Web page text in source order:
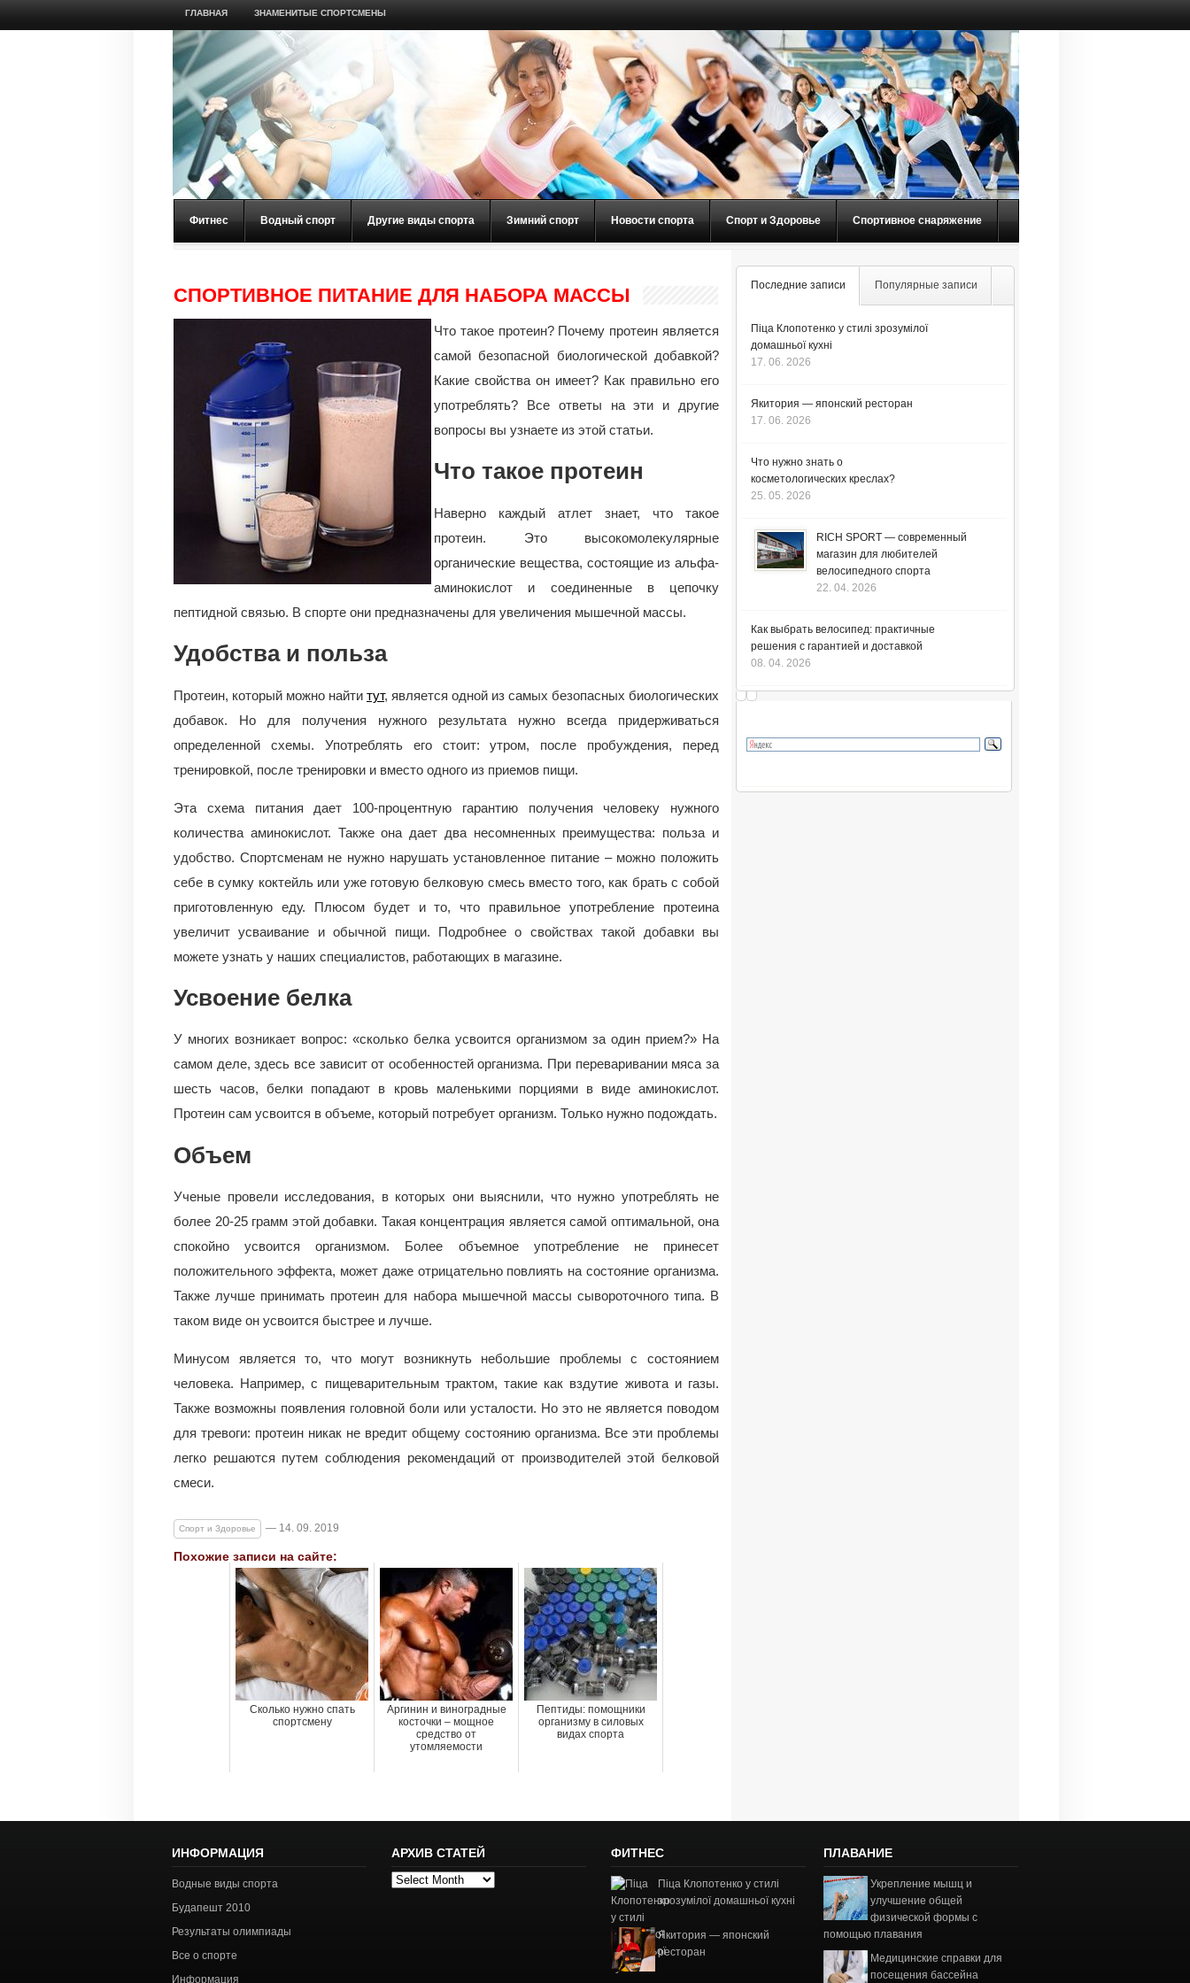
ГЛАВНАЯ ЗНАМЕНИТЫЕ СПОРТСМЕНЫ
Фитнес Водный спорт Другие виды спорта Зимний спорт Новости спорта Спорт и Здоровье Спортивное снаряжение
СПОРТИВНОЕ ПИТАНИЕ ДЛЯ НАБОРА МАССЫ
Что такое протеин? Почему протеин является
самой безопасной биологической добавкой?
Какие свойства он имеет? Как правильно его
употреблять? Все ответы на эти и другие
вопросы вы узнаете из этой статьи.
Что такое протеин
Наверно каждый атлет знает, что такое
протеин. Это высокомолекулярные
органические вещества, состоящие из альфа-
аминокислот и соединенные в цепочку
пептидной связью. В спорте они предназначены для увеличения мышечной массы.
Удобства и польза
Протеин, который можно найти тут, является одной из самых безопасных биологических
добавок. Но для получения нужного результата нужно всегда придерживаться
определенной схемы. Употреблять его стоит: утром, после пробуждения, перед
тренировкой, после тренировки и вместо одного из приемов пищи.
Эта схема питания дает 100-процентную гарантию получения человеку нужного
количества аминокислот. Также она дает два несомненных преимущества: польза и
удобство. Спортсменам не нужно нарушать установленное питание – можно положить
себе в сумку коктейль или уже готовую белковую смесь вместо того, как брать с собой
приготовленную еду. Плюсом будет и то, что правильное употребление протеина
увеличит усваивание и обычной пищи. Подробнее о свойствах такой добавки вы
можете узнать у наших специалистов, работающих в магазине.
Усвоение белка
У многих возникает вопрос: «сколько белка усвоится организмом за один прием?» На
самом деле, здесь все зависит от особенностей организма. При переваривании мяса за
шесть часов, белки попадают в кровь маленькими порциями в виде аминокислот.
Протеин сам усвоится в объеме, который потребует организм. Только нужно подождать.
Объем
Ученые провели исследования, в которых они выяснили, что нужно употреблять не
более 20-25 грамм этой добавки. Такая концентрация является самой оптимальной, она
спокойно усвоится организмом. Более объемное употребление не принесет
положительного эффекта, может даже отрицательно повлиять на состояние организма.
Также лучше принимать протеин для набора мышечной массы сывороточного типа. В
таком виде он усвоится быстрее и лучше.
Минусом является то, что могут возникнуть небольшие проблемы с состоянием
человека. Например, с пищеварительным трактом, такие как вздутие живота и газы.
Также возможны появления головной боли или усталости. Но это не является поводом
для тревоги: протеин никак не вредит общему состоянию организма. Все эти проблемы
легко решаются путем соблюдения рекомендаций от производителей этой белковой
смеси.
Спорт и Здоровье — 14. 09. 2019
Похожие записи на сайте:
Сколько нужно спать
спортсмену
Аргинин и виноградные
косточки – мощное
средство от
утомляемости
Пептиды: помощники
организму в силовых
видах спорта
Последние записи Популярные записи
Піца Клопотенко у стилі зрозумілої
домашньої кухні
17. 06. 2026
Якитория — японский ресторан
17. 06. 2026
Что нужно знать о
косметологических креслах?
25. 05. 2026
RICH SPORT — современный
магазин для любителей
велосипедного спорта
22. 04. 2026
Как выбрать велосипед: практичные
решения с гарантией и доставкой
08. 04. 2026
ИНФОРМАЦИЯ
Водные виды спорта
Будапешт 2010
Результаты олимпиады
Все о спорте
Информация
АРХИВ СТАТЕЙ
Архив
ФИТНЕС
Піца Клопотенко у стилі
зрозумілої домашньої кухні
Якитория — японский
ресторан
ПЛАВАНИЕ
Укрепление мышц и
улучшение общей
физической формы с
помощью плавания
Медицинские справки для
посещения бассейна